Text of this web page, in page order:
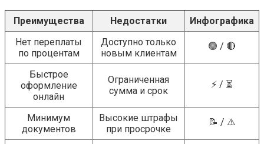
Преимущества Недостатки
Инфографика
Нет переплаты
по процентам
Доступно только
новым клиентам
🟢 / 🔴
Быстрое
оформление
онлайн
Ограниченная
сумма и срок
⚡ / ⏳
Минимум
документов
Высокие штрафы
при просрочке
📝 / ⚠️